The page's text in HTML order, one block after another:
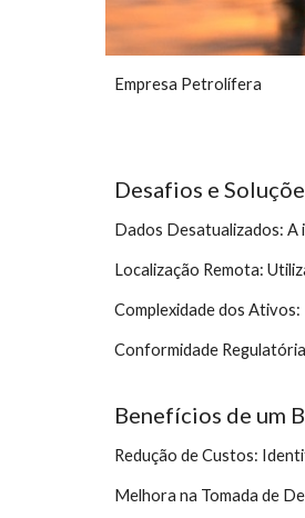
Empresa
Desafios e
Dados Desatualizados: A
Localização Remota:
Complexidade dos
Conformidade
Benefícios de um
Redução de Custos:
Melhora na Tomada de